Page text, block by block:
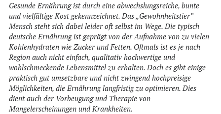
Gesunde Ernährung ist durch eine abwechslungsreiche, bunte
und vielfältige Kost gekennzeichnet. Das „Gewohnheitstier”
Mensch steht sich dabei leider oft selbst im Wege. Die typisch
deutsche Ernährung ist geprägt von der Aufnahme von zu vielen
Kohlenhydraten wie Zucker und Fetten. Oftmals ist es je nach
Region auch nicht einfach, qualitativ hochwertige und
wohlschmeckende Lebensmittel zu erhalten. Doch es gibt einige
praktisch gut umsetzbare und nicht zwingend hochpreisige
Möglichkeiten, die Ernährung langfristig zu optimieren. Dies
dient auch der Vorbeugung und Therapie von
Mangelerscheinungen und Krankheiten.